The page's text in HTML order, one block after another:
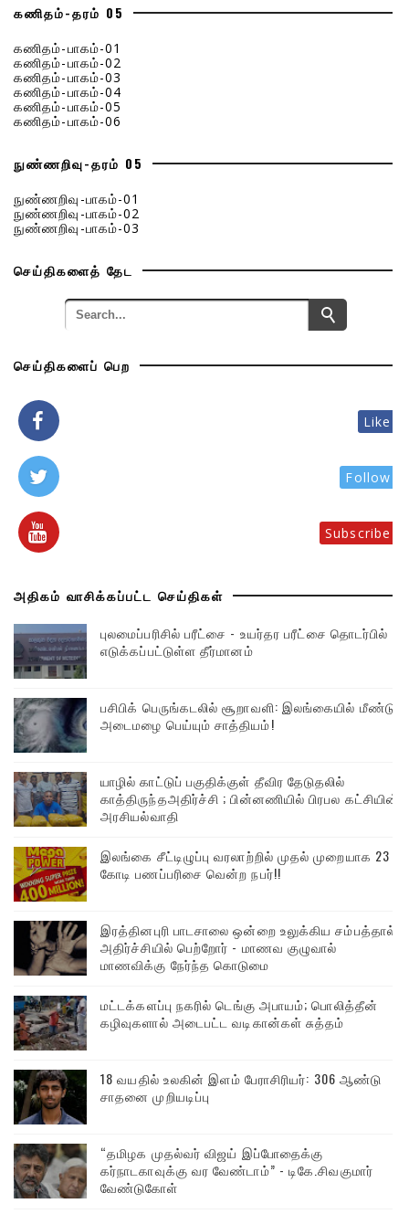
கணிதம்-தரம் 05
கணிதம்-பாகம்-01
கணிதம்-பாகம்-02
கணிதம்-பாகம்-03
கணிதம்-பாகம்-04
கணிதம்-பாகம்-05
கணிதம்-பாகம்-06
நுண்ணறிவு-தரம் 05
நுண்ணறிவு-பாகம்-01
நுண்ணறிவு-பாகம்-02
நுண்ணறிவு-பாகம்-03
செய்திகளைத் தேட
செய்திகளைப் பெற
Like
Follow
Subscribe
அதிகம் வாசிக்கப்பட்ட செய்திகள்
புலமைப்பரிசில் பரீட்சை - உயர்தர பரீட்சை தொடர்பில்
எடுக்கப்பட்டுள்ள தீர்மானம்
பசிபிக் பெருங்கடலில் சூறாவளி: இலங்கையில் மீண்டும்
அடைமழை பெய்யும் சாத்தியம்!
யாழில் காட்டுப் பகுதிக்குள் தீவிர தேடுதலில்
காத்திருந்தஅதிர்ச்சி ; பின்னணியில் பிரபல கட்சியின்
அரசியல்வாதி
இலங்கை சீட்டிழுப்பு வரலாற்றில் முதல் முறையாக 23
கோடி பணப்பரிசை வென்ற நபர்!!
இரத்தினபுரி பாடசாலை ஒன்றை உலுக்கிய சம்பத்தால்
அதிர்ச்சியில் பெற்றோர் - மாணவ குழுவால்
மாணவிக்கு நேர்ந்த கொடுமை
மட்டக்களப்பு நகரில் டெங்கு அபாயம்; பொலித்தீன்
கழிவுகளால் அடைபட்ட வடிகான்கள் சுத்தம்
18 வயதில் உலகின் இளம் பேராசிரியர்: 306 ஆண்டு
சாதனை முறியடிப்பு
“தமிழக முதல்வர் விஜய் இப்போதைக்கு
கர்நாடகாவுக்கு வர வேண்டாம்” - டிகே.சிவகுமார்
வேண்டுகோள்